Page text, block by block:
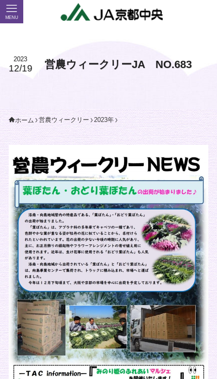
MENU
営農ウィークリーJA NO.683
2023
12/19
ホーム 営農ウィークリー 2023年